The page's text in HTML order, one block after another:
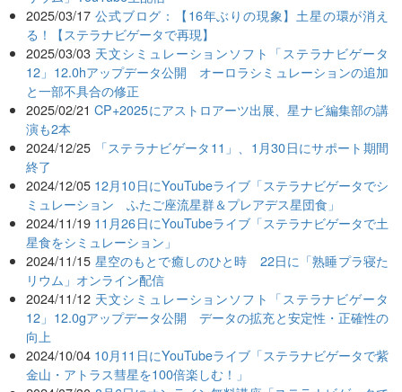
2025/03/17 公式ブログ：【16年ぶりの現象】土星の環が消え
る！【ステラナビゲータで再現】
2025/03/03 天文シミュレーションソフト「ステラナビゲータ
12」12.0hアップデータ公開 オーロラシミュレーションの追加
と一部不具合の修正
2025/02/21 CP+2025にアストロアーツ出展、星ナビ編集部の講
演も2本
2024/12/25
「ステラナビゲータ11」、1月30日にサポート期間
終了
2024/12/05 12月10日にYouTubeライブ「ステラナビゲータでシ
ミュレーション ふたご座流星群＆プレアデス星団食」
2024/11/19 11月26日にYouTubeライブ「ステラナビゲータで土
星食をシミュレーション」
2024/11/15 星空のもとで癒しのひと時 22日に「熟睡プラ寝た
リウム」オンライン配信
2024/11/12 天文シミュレーションソフト「ステラナビゲータ
12」12.0gアップデータ公開 データの拡充と安定性・正確性の
向上
2024/10/04 10月11日にYouTubeライブ「ステラナビゲータで紫
金山・アトラス彗星を100倍楽しむ！」